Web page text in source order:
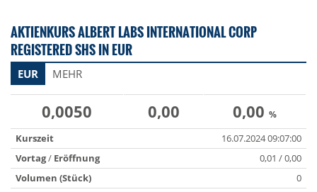
AKTIENKURS ALBERT LABS INTERNATIONAL CORP
REGISTERED SHS IN EUR
EUR MEHR
0,0050 0,00 0,00 %
Kurszeit
16.07.2024 09:07:00
Vortag/ Eröffnung
0,01 / 0,00
Volumen (Stück)
0